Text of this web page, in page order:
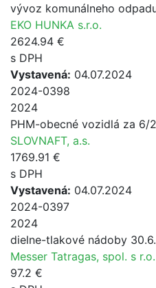
vývoz komunálneho
EKO HUNKA s.r.o.
2624.94 €
s DPH
Vystavená: 04.07.2024
2024-0398
2024
PHM-obecné vozidlá za 6/
SLOVNAFT, a.s.
1769.91 €
s DPH
Vystavená: 04.07.2024
2024-0397
2024
dielne-tlakové nádoby
Messer Tatragas, spol. s r.o.
97.2 €